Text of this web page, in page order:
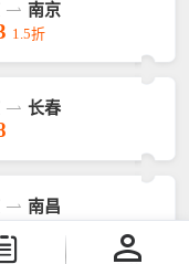
南京
1.5折
长春
南昌